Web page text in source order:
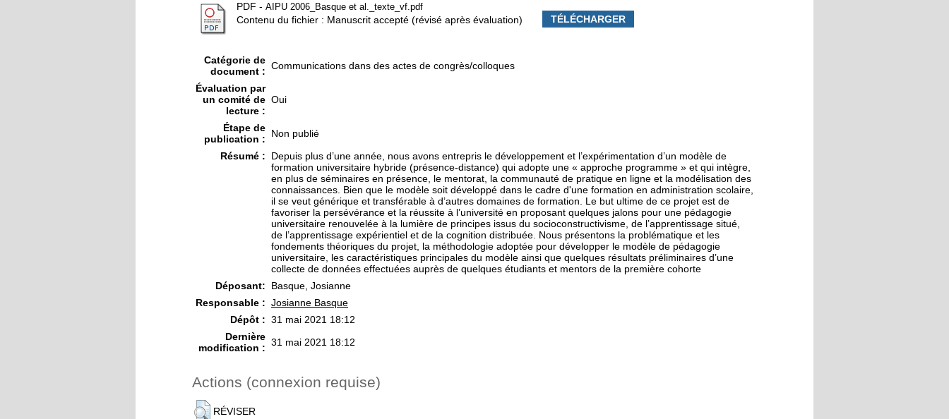
PDF - AIPU 2006_Basque et al._texte_vf.pdf
Contenu du fichier : Manuscrit accepté (révisé après évaluation) TÉLÉCHARGER
Catégorie de
document : Communications dans des actes de congrès/colloques
Évaluation par
un comité de
lecture :
Oui
Étape de
publication :
Non publié
Résumé :
Depuis plus d’une année, nous avons entrepris le développement et l’expérimentation d’un modèle de
formation universitaire hybride (présence-distance) qui adopte une « approche programme » et qui intègre,
en plus de séminaires en présence, le mentorat, la communauté de pratique en ligne et la modélisation des
connaissances. Bien que le modèle soit développé dans le cadre d'une formation en administration scolaire,
il se veut générique et transférable à d’autres domaines de formation. Le but ultime de ce projet est de
favoriser la persévérance et la réussite à l’université en proposant quelques jalons pour une pédagogie
universitaire renouvelée à la lumière de principes issus du socioconstructivisme, de l’apprentissage situé,
de l’apprentissage expérientiel et de la cognition distribuée. Nous présentons la problématique et les
fondements théoriques du projet, la méthodologie adoptée pour développer le modèle de pédagogie
universitaire, les caractéristiques principales du modèle ainsi que quelques résultats préliminaires d’une
collecte de données effectuées auprès de quelques étudiants et mentors de la première cohorte
Déposant:
Basque, Josianne
Responsable : Josianne Basque
Dépôt : 31 mai 2021 18:12
Dernière
modification : 31 mai 2021 18:12
Actions (connexion requise)
RÉVISER